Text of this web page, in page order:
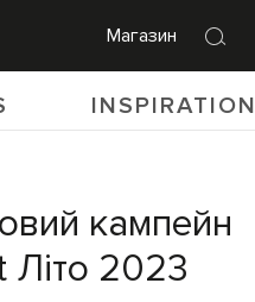
Магазин
кампейн
Літо 2023